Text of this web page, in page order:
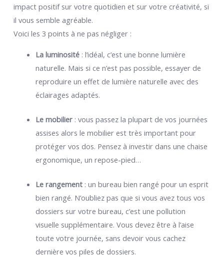
impact positif sur votre quotidien et sur votre créativité, si
il vous semble agréable.
Voici les 3 points à ne pas négliger :
La luminosité: l’idéal, c’est une bonne lumière
naturelle. Mais si ce n’est pas possible, essayer de
reproduire un effet de lumière naturelle avec des
éclairages adaptés.
Le mobilier: vous passez la plupart de vos journées
assises alors le mobilier est très important pour
protéger vos dos. Pensez à investir dans une chaise
ergonomique, un repose-pied…
Le rangement: un bureau bien rangé pour un esprit
bien rangé. N’oubliez pas que si vous avez tous vos
dossiers sur votre bureau, c’est une pollution
visuelle supplémentaire. Vous devez être à l’aise
toute votre journée, sans devoir vous cachez
dernière vos piles de dossiers.